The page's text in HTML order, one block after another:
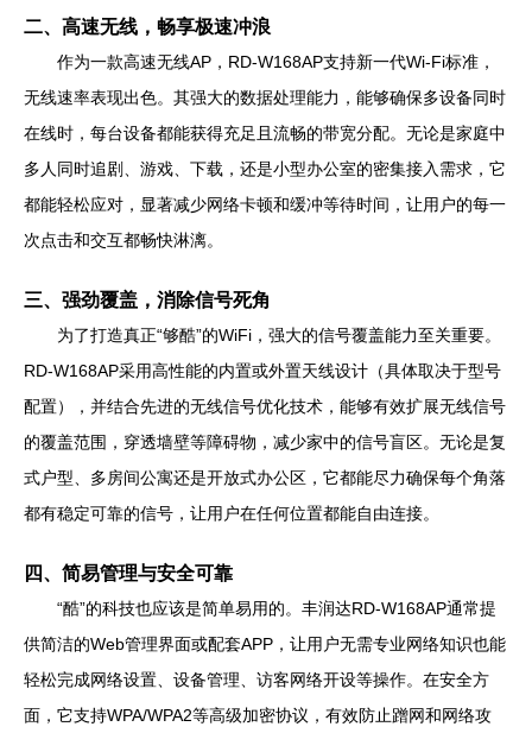
二、高速无线，畅享极速冲浪
作为一款高速无线AP，RD-W168AP支持新一代Wi-Fi标准，
无线速率表现出色。其强大的数据处理能力，能够确保多设备同时
在线时，每台设备都能获得充足且流畅的带宽分配。无论是家庭中
多人同时追剧、游戏、下载，还是小型办公室的密集接入需求，它
都能轻松应对，显著减少网络卡顿和缓冲等待时间，让用户的每一
次点击和交互都畅快淋漓。
三、强劲覆盖，消除信号死角
为了打造真正“够酷”的WiFi，强大的信号覆盖能力至关重要。
RD-W168AP采用高性能的内置或外置天线设计（具体取决于型号
配置），并结合先进的无线信号优化技术，能够有效扩展无线信号
的覆盖范围，穿透墙壁等障碍物，减少家中的信号盲区。无论是复
式户型、多房间公寓还是开放式办公区，它都能尽力确保每个角落
都有稳定可靠的信号，让用户在任何位置都能自由连接。
四、简易管理与安全可靠
“酷”的科技也应该是简单易用的。丰润达RD-W168AP通常提
供简洁的Web管理界面或配套APP，让用户无需专业网络知识也能
轻松完成网络设置、设备管理、访客网络开设等操作。在安全方
面，它支持WPA/WPA2等高级加密协议，有效防止蹭网和网络攻